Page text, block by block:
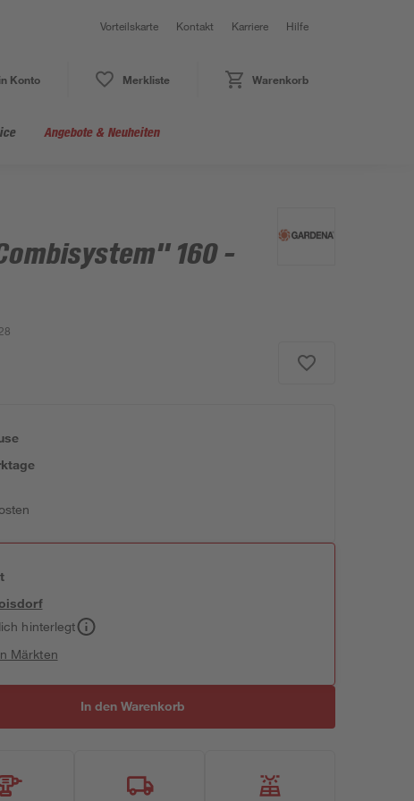
Vorteilskarte Kontakt Karriere Hilfe
Konto Merkliste Warenkorb
Angebote & Neuheiten
160 -
hinterlegt
Märkten
In den Warenkorb